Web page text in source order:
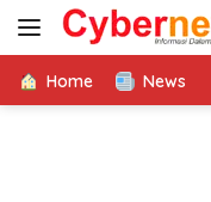
Langsung
Home News